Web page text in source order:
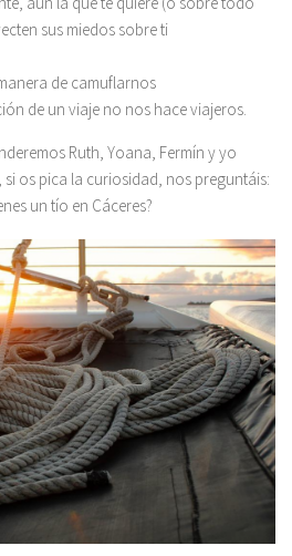
sus miedos sobre ti
de camuflarnos
de un viaje no nos hace viajeros.
Ruth, Yoana, Fermín y yo
os pica la curiosidad, nos preguntáis:
un tío en Cáceres?